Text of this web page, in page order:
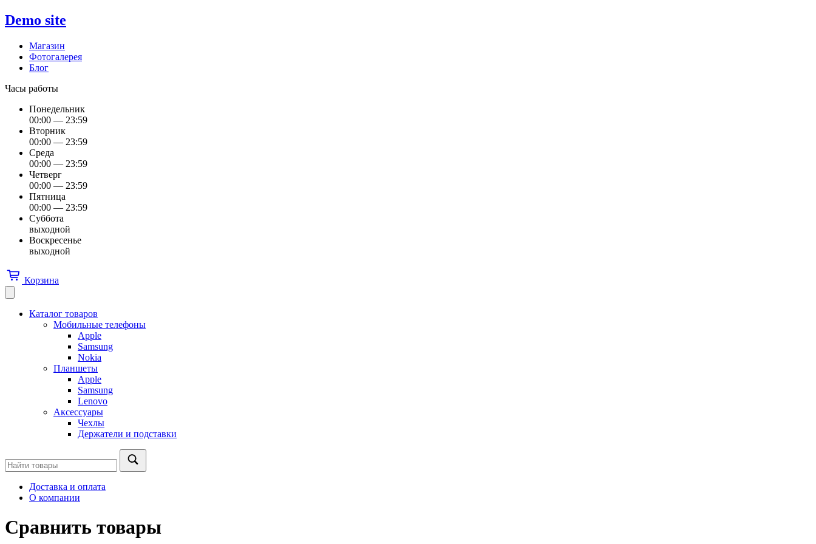
Demo site
Магазин
Фотогалерея
Блог
Часы работы
Понедельник
00:00 — 23:59
Вторник
00:00 — 23:59
Среда
00:00 — 23:59
Четверг
00:00 — 23:59
Пятница
00:00 — 23:59
Суббота
выходной
Воскресенье
выходной
Корзина
Каталог товаров
Мобильные телефоны
Apple
Samsung
Nokia
Планшеты
Apple
Samsung
Lenovo
Аксессуары
Чехлы
Держатели и подставки
Доставка и оплата
О компании
Сравнить товары